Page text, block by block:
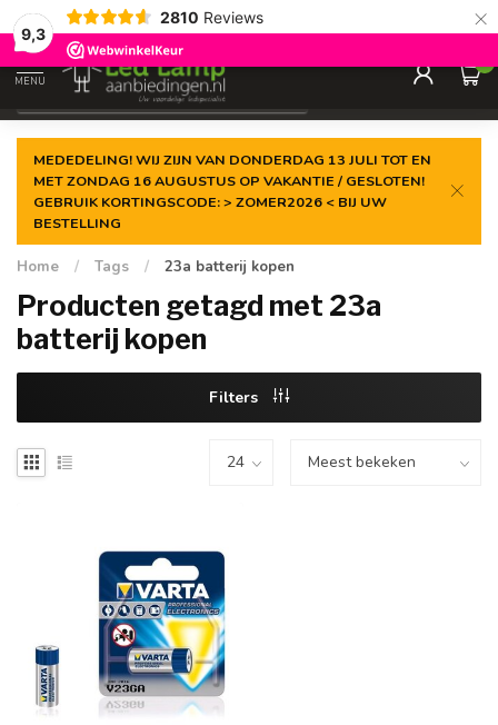
9,3
2810 Reviews ×
Gegarandeerde delaagste prijs
MENU
0
MEDEDELING! WIJ ZIJN VAN DONDERDAG 13 JULI TOT EN
MET ZONDAG 16 AUGUSTUS OP VAKANTIE / GESLOTEN!
GEBRUIK KORTINGSCODE: > ZOMER2026 < BIJ UW
BESTELLING
Home / Tags / 23a batterij kopen
Producten getagd met 23a
batterij kopen
Filters